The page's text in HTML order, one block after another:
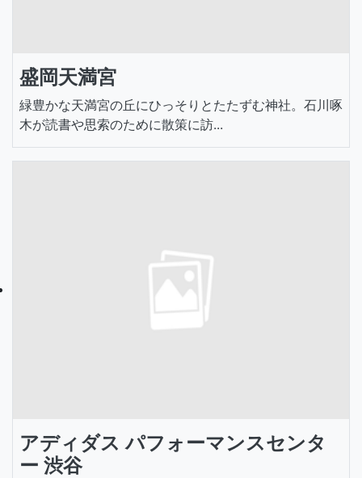
盛岡天満宮
緑豊かな天満宮の丘にひっそりとたたずむ神社。石川啄
木が読書や思索のために散策に訪...
アディダス パフォーマンスセンタ
ー 渋谷